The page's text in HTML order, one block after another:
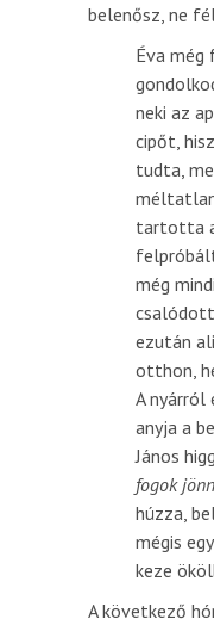
belenősz, ne
Éva
neki az
cipőt,
tudta,
tartotta
még
ezután
otthon,
A nyárról
anyja a
János
fogok
húzza,
mégis
keze
A következő